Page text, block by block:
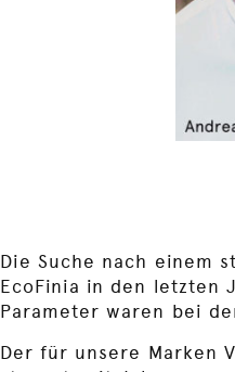
Die Suche nach einem
EcoFinia in den letzten
Parameter waren bei
Der für unsere Marken